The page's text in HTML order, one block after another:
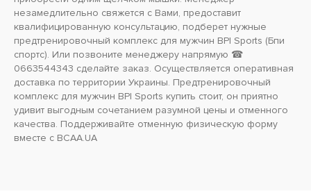
незамедлительно свяжется с Вами, предоставит
квалифицированную консультацию, подберет нужные
предтренировочный комплекс для мужчин BPI Sports (Бпи
спортс). Или позвоните менеджеру напрямую ☎
0663544343 сделайте заказ. Осуществляется оперативная
доставка по территории Украины. Предтренировочный
комплекс для мужчин BPI Sports купить стоит, он приятно
удивит выгодным сочетанием разумной цены и отменного
качества. Поддерживайте отменную физическую форму
вместе с BCAA.UA